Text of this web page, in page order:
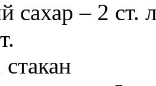
сахар – 2 ст.